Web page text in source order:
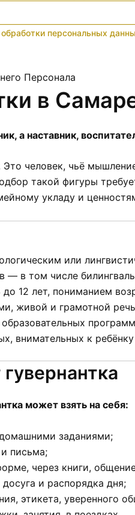
персональных
в
а наставник,
человек, чьё
такой фигуры
укладу и
или
— в том числе
12 лет, пониманием
живой и грамотной
внимательных к
может взять на себя:
заданиями;
письма;
через книги,
и распорядка дня;
этикета, уверенного